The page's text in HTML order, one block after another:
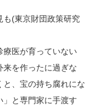
も(東京財団政策研究
療医が育っていない
を作ったに過ぎな
と、宝の持ち腐れにな
」と専門家に手渡す